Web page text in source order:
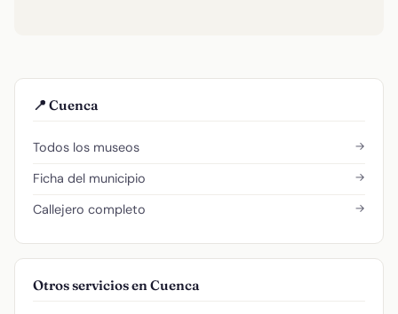
📍 Cuenca
Todos los museos →
Ficha del municipio →
Callejero completo →
Otros servicios en Cuenca